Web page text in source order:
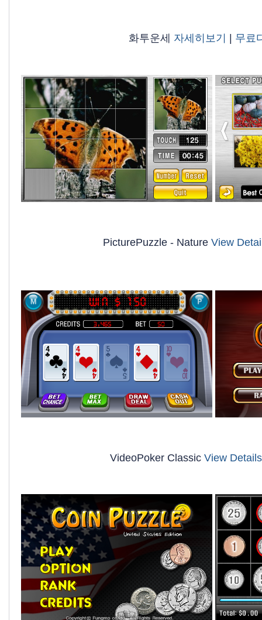
화투운세 자세히보기 무료
PicturePuzzle - Nature View
VideoPoker Classic View Details